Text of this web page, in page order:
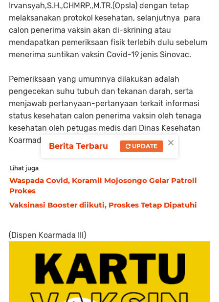
Irvansyah,S.H.,CHMRP.,M.TR.(Opsla) dengan tetap
melaksanakan protokol kesehatan, selanjutnya para
calon penerima vaksin akan di-skrining atau
mendapatkan pemeriksaan fisik terlebih dulu sebelum
menerima suntikan vaksin Covid-19 jenis Sinovac.
Pemeriksaan yang umumnya dilakukan adalah
pengecekan suhu tubuh dan tekanan darah, serta
menjawab pertanyaan-pertanyaan terkait informasi
status kesehatan calon penerima vaksin oleh tenaga
kesehatan oleh petugas medis dari Dinas Kesehatan
Koarmada III.
Lihat juga
Waspada Covid, Koramil Mojosongo Gelar Patroli
Prokes
Vaksinasi Booster diikuti, Proskes Tetap Dipatuhi
(Dispen Koarmada III)
×
Berita Terbaru UPDATE